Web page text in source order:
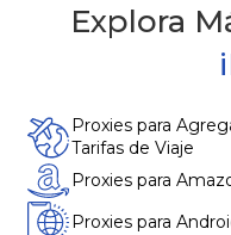
proxy oculta tu
actividades de
Explora
Proxies para
Tarifas de Viaje
Proxies para
Proxies para